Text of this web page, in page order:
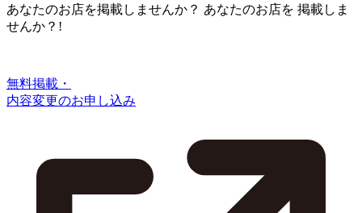
あなたのお店を掲載しませんか？ あなたのお店を 掲載しま
せんか？!
無料掲載・
内容変更のお申し込み